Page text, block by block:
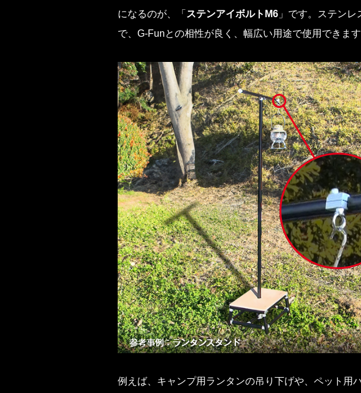
になるのが、「 ステンアイボルトM6 」です。ステン
で、G-Funとの相性が良く、幅広い用途で使用できます
例えば、キャンプ用ランタンの吊り下げや、ペット用